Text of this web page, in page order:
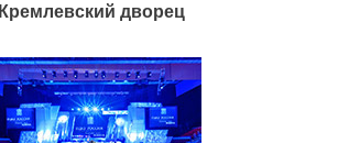
Кремлевский дворец